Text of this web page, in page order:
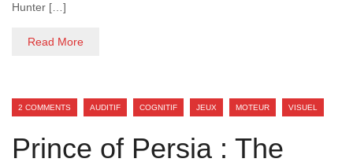
Hunter […]
Read More
2 COMMENTS AUDITIF COGNITIF JEUX MOTEUR VISUEL
Prince of Persia : The